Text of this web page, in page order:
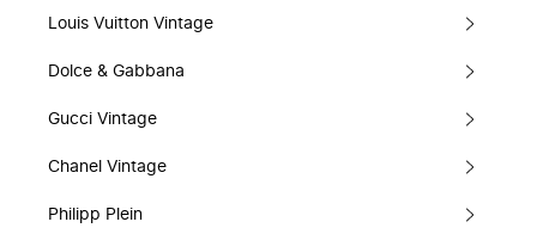
Louis Vuitton Vintage
Dolce & Gabbana
Gucci Vintage
Chanel Vintage
Philipp Plein